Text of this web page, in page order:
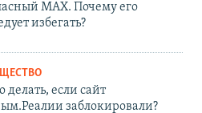
MAX. Почему его
избегать?
делать, если сайт
заблокировали?